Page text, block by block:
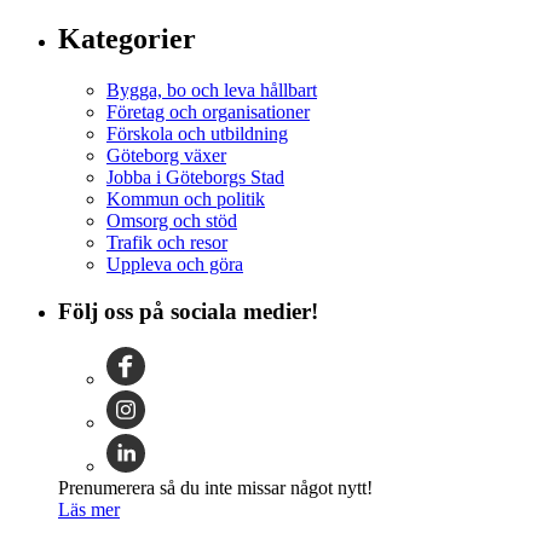
Kategorier
Bygga, bo och leva hållbart
Företag och organisationer
Förskola och utbildning
Göteborg växer
Jobba i Göteborgs Stad
Kommun och politik
Omsorg och stöd
Trafik och resor
Uppleva och göra
Följ oss på sociala medier!
Prenumerera så du inte missar något nytt!
Läs mer